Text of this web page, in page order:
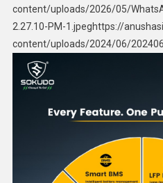
content/uploads/2026/05/
2.27.10-PM-1.jpeghttps://
content/uploads/2024/06/